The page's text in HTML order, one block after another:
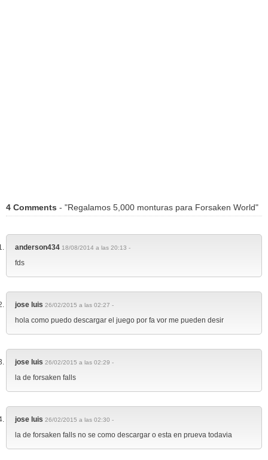
4 Comments - "Regalamos 5,000 monturas para Forsaken World"
anderson434 18/08/2014 a las 20:13 -
fds
jose luis 26/02/2015 a las 02:27 -
hola como puedo descargar el juego por fa vor me pueden desir
jose luis 26/02/2015 a las 02:29 -
la de forsaken falls
jose luis 26/02/2015 a las 02:30 -
la de forsaken falls no se como descargar o esta en prueva todavia